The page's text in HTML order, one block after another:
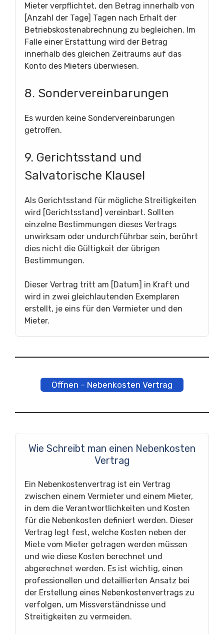
Mieter verpflichtet, den Betrag innerhalb von
[Anzahl der Tage] Tagen nach Erhalt der
Betriebskostenabrechnung zu begleichen. Im
Falle einer Erstattung wird der Betrag
innerhalb des gleichen Zeitraums auf das
Konto des Mieters überwiesen.
8. Sondervereinbarungen
Es wurden keine Sondervereinbarungen
getroffen.
9. Gerichtsstand und
Salvatorische Klausel
Als Gerichtsstand für mögliche Streitigkeiten
wird [Gerichtsstand] vereinbart. Sollten
einzelne Bestimmungen dieses Vertrags
unwirksam oder undurchführbar sein, berührt
dies nicht die Gültigkeit der übrigen
Bestimmungen.
Dieser Vertrag tritt am [Datum] in Kraft und
wird in zwei gleichlautenden Exemplaren
erstellt, je eins für den Vermieter und den
Mieter.
Öffnen – Nebenkosten Vertrag
Wie Schreibt man einen Nebenkosten
Vertrag
Ein Nebenkostenvertrag ist ein Vertrag
zwischen einem Vermieter und einem Mieter,
in dem die Verantwortlichkeiten und Kosten
für die Nebenkosten definiert werden. Dieser
Vertrag legt fest, welche Kosten neben der
Miete vom Mieter getragen werden müssen
und wie diese Kosten berechnet und
abgerechnet werden. Es ist wichtig, einen
professionellen und detaillierten Ansatz bei
der Erstellung eines Nebenkostenvertrags zu
verfolgen, um Missverständnisse und
Streitigkeiten zu vermeiden.